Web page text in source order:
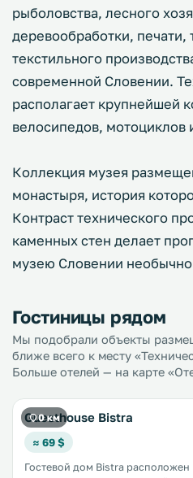
рыболовства, лесного
деревообработки, печати,
текстильного
современной Словении.
располагает крупнейшей
велосипедов, мотоциклов
Коллекция музея
монастыря, история
Контраст технического
каменных стен делает
музею Словении
Гостиницы рядом
Мы подобрали объекты
ближе всего к месту
Больше отелей — на карте
0 км
Guesthouse Bistra
≈ 69 $
Гостевой дом Bistra расположен